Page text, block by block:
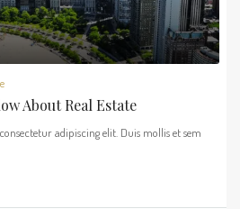
About Real Estate
adipiscing elit. Duis mollis et sem